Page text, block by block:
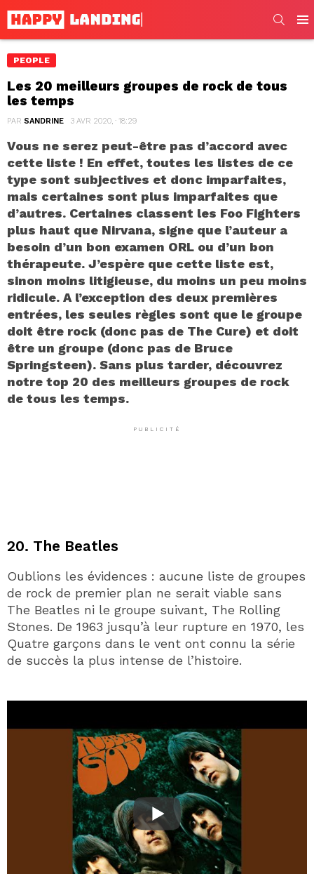
PEOPLE
Les 20 meilleurs groupes de rock de tous
les temps
PAR SANDRINE 3 AVR 2020, · 18:29
Vous ne serez peut-être pas d’accord avec
cette liste ! En effet, toutes les listes de ce
type sont subjectives et donc imparfaites,
mais certaines sont plus imparfaites que
d’autres. Certaines classent les Foo Fighters
plus haut que Nirvana, signe que l’auteur a
besoin d’un bon examen ORL ou d’un bon
thérapeute. J’espère que cette liste est,
sinon moins litigieuse, du moins un peu moins
ridicule. A l’exception des deux premières
entrées, les seules règles sont que le groupe
doit être rock (donc pas de The Cure) et doit
être un groupe (donc pas de Bruce
Springsteen). Sans plus tarder, découvrez
notre top 20 des meilleurs groupes de rock
de tous les temps.
PUBLICITÉ
20. The Beatles
Oublions les évidences : aucune liste de groupes
de rock de premier plan ne serait viable sans
The Beatles ni le groupe suivant, The Rolling
Stones. De 1963 jusqu’à leur rupture en 1970, les
Quatre garçons dans le vent ont connu la série
de succès la plus intense de l’histoire.